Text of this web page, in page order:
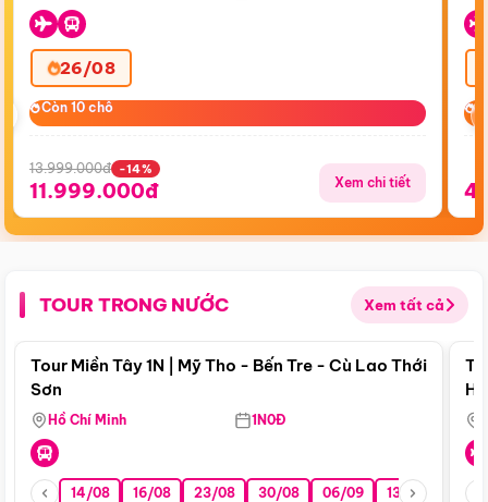
26/08
Còn 10 chỗ
Còn 10 chỗ
13.999.000đ -14%
11.999.000đ Xem chi tiết
TOUR TRONG NƯỚC Xem tất cả
Điểm nổi bật
Tour Miền Tây 1N | Mỹ Tho - Bến Tre - Cù Lao Thới
Sơn
Hồ Chí Minh 1N0Đ
14/08 16/08 23/08 30/08 06/09 13/09 20/09